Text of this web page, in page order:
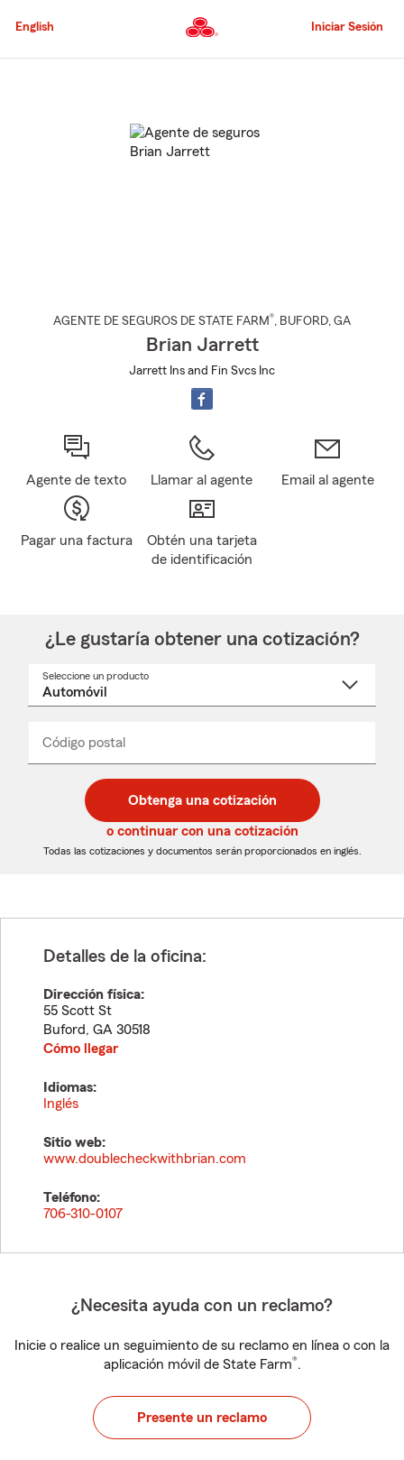
al
principal
English Iniciar Sesión
AGENTE DE SEGUROS DE STATE FARM®, BUFORD, GA
Brian Jarrett
Jarrett Ins and Fin Svcs Inc
Agente de texto Llamar al agente Email al agente
Pagar una factura
Obtén una tarjeta
de identificación
¿Le gustaría obtener una cotización?
Seleccione un producto
desplegable
Código postal
de
5
dígitos
de
5
dígitos
_____
Obtenga una cotización
o continuar con una cotización
Todas las cotizaciones y documentos serán proporcionados en inglés.
Detalles de la oficina:
Dirección física:
55 Scott St
Buford, GA 30518
Cómo llegar
Idiomas:
Inglés
Sitio web:
www.doublecheckwithbrian.com
Teléfono:
706-310-0107
¿Necesita ayuda con un reclamo?
Inicie o realice un seguimiento de su reclamo en línea o con la
aplicación móvil de State Farm®.
Presente un reclamo